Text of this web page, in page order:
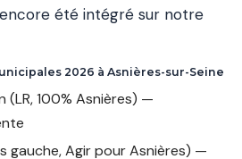
été intégré sur notre
2026 à Asnières-sur-Seine
(LR, 100% Asnières) —
gauche, Agir pour Asnières) —